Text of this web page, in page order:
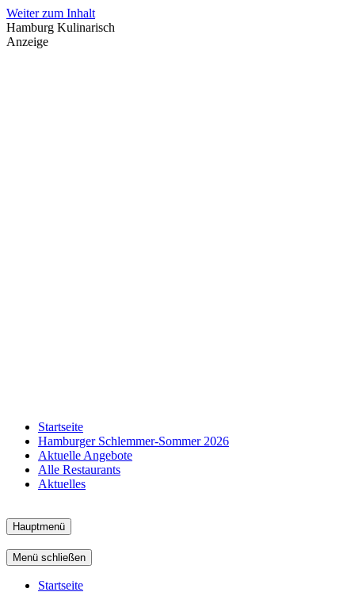
Weiter zum Inhalt
Hamburg Kulinarisch
Anzeige
Startseite
Hamburger Schlemmer-Sommer 2026
Aktuelle Angebote
Alle Restaurants
Aktuelles
Hauptmenü
Menü schließen
Startseite